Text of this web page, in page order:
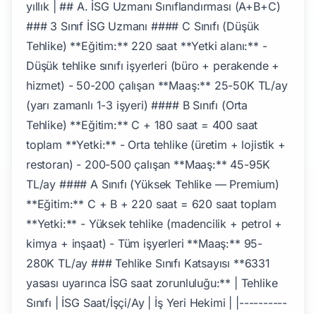
yıllık | ## A. İSG Uzmanı Sınıflandırması (A+B+C)
### 3 Sınıf İSG Uzmanı #### C Sınıfı (Düşük
Tehlike) **Eğitim:** 220 saat **Yetki alanı:** -
Düşük tehlike sınıfı işyerleri (büro + perakende +
hizmet) - 50-200 çalışan **Maaş:** 25-50K TL/ay
(yarı zamanlı 1-3 işyeri) #### B Sınıfı (Orta
Tehlike) **Eğitim:** C + 180 saat = 400 saat
toplam **Yetki:** - Orta tehlike (üretim + lojistik +
restoran) - 200-500 çalışan **Maaş:** 45-95K
TL/ay #### A Sınıfı (Yüksek Tehlike — Premium)
**Eğitim:** C + B + 220 saat = 620 saat toplam
**Yetki:** - Yüksek tehlike (madencilik + petrol +
kimya + inşaat) - Tüm işyerleri **Maaş:** 95-
280K TL/ay ### Tehlike Sınıfı Katsayısı **6331
yasası uyarınca İSG saat zorunluluğu:** | Tehlike
Sınıfı | İSG Saat/İşçi/Ay | İş Yeri Hekimi | |----------